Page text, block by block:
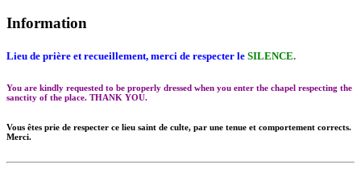
Information
Lieu de prière et recueillement, merci de respecter le SILENCE.
You are kindly requested to be properly dressed when you enter the chapel respecting the
sanctity of the place. THANK YOU.
Vous êtes prie de respecter ce lieu saint de culte, par une tenue et comportement corrects.
Merci.